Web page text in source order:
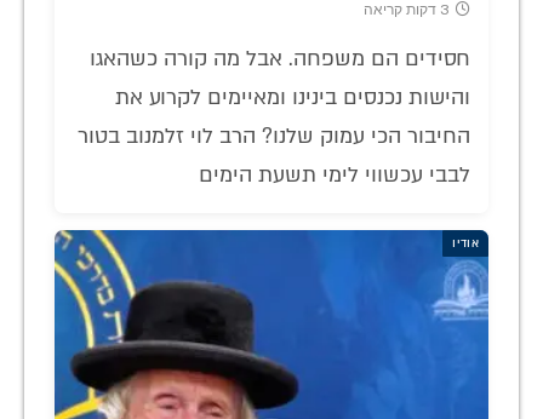
3 דקות קריאה
חסידים הם משפחה. אבל מה קורה כשהאגו
והישות נכנסים בינינו ומאיימים לקרוע את
החיבור הכי עמוק שלנו? הרב לוי זלמנוב בטור
לבבי עכשווי לימי תשעת הימים
אודיו